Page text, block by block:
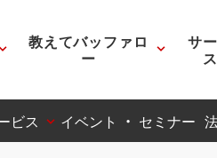
教えてバッファロ
ー
サ
ス
ビス イベント ・ セミナー